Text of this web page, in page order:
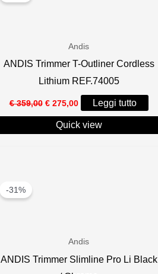
Andis
ANDIS Trimmer T-Outliner Cordless
Lithium REF.74005
€359,00 Il
prezzo
originale
era:
€275,00Il
prezzo
attuale
è:
Leggi tutto
Quick view
-31%
Andis
ANDIS Trimmer Slimline Pro Li Black